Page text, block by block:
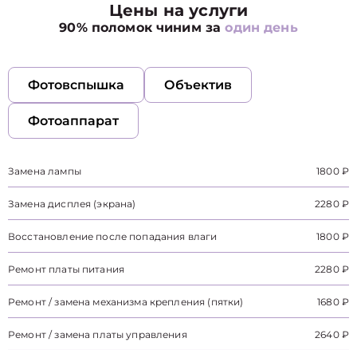
Цены на услуги
90% поломок чиним заодин день
Фотовспышка Объектив
Фотоаппарат
Замена лампы 1800 ₽
Замена дисплея (экрана) 2280 ₽
Восстановление после попадания влаги 1800 ₽
Ремонт платы питания 2280 ₽
Ремонт / замена механизма крепления (пятки) 1680 ₽
Ремонт / замена платы управления 2640 ₽